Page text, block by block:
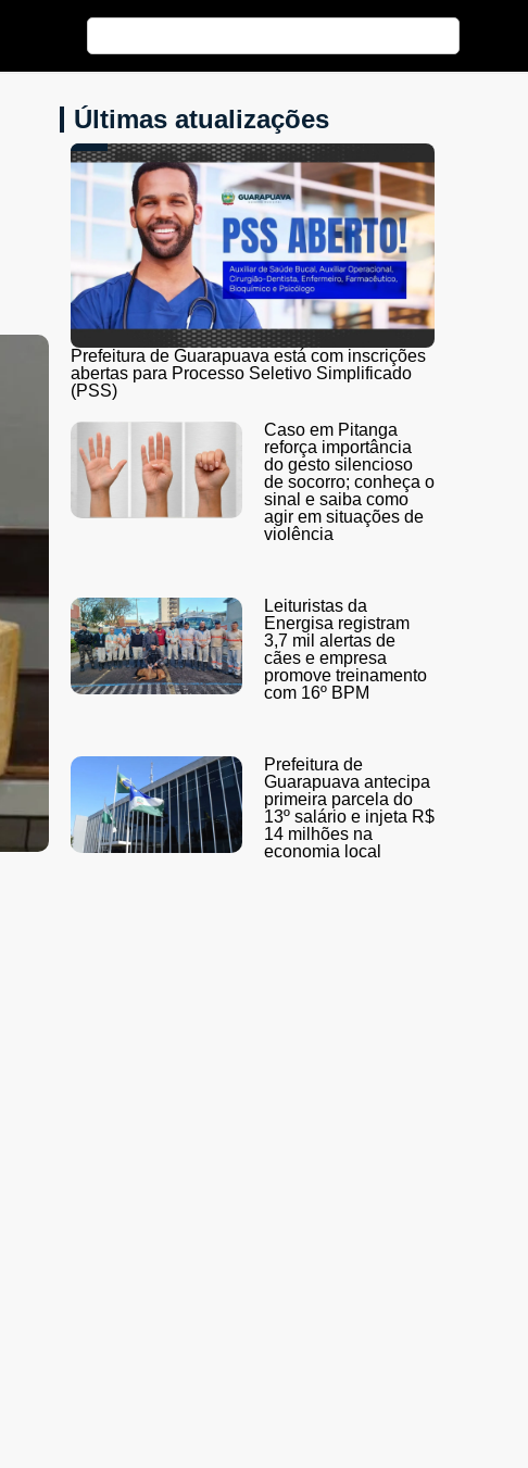
Últimas atualizações
Prefeitura de Guarapuava está com inscrições
abertas para Processo Seletivo Simplificado
(PSS)
Caso em Pitanga
reforça importância
do gesto silencioso
de socorro; conheça o
sinal e saiba como
agir em situações de
violência
Leituristas da
Energisa registram
3,7 mil alertas de
cães e empresa
promove treinamento
com 16º BPM
Prefeitura de
Guarapuava antecipa
primeira parcela do
13º salário e injeta R$
14 milhões na
economia local